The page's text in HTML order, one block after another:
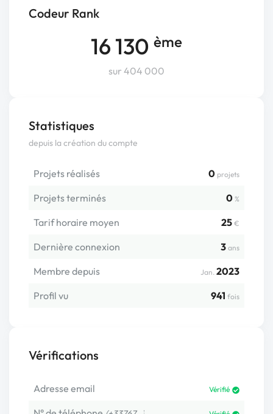
Codeur Rank
16 130 ème
sur 404 000
Statistiques
depuis la création du compte
Projets réalisés 0 projets
Projets terminés 0 %
Tarif horaire moyen 25 €
Dernière connexion 3 ans
Membre depuis Jan. 2023
Profil vu
941 fois
Vérifications
Adresse email Vérifié